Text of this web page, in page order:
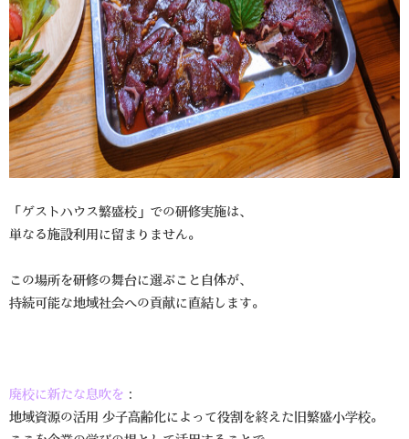
「ゲストハウス繁盛校」での研修実施は、
単なる施設利用に留まりません。
この場所を研修の舞台に選ぶこと自体が、
持続可能な地域社会への貢献に直結します。
廃校に新たな息吹を ：
地域資源の活用 少子高齢化によって役割を終えた旧繁盛小学校。